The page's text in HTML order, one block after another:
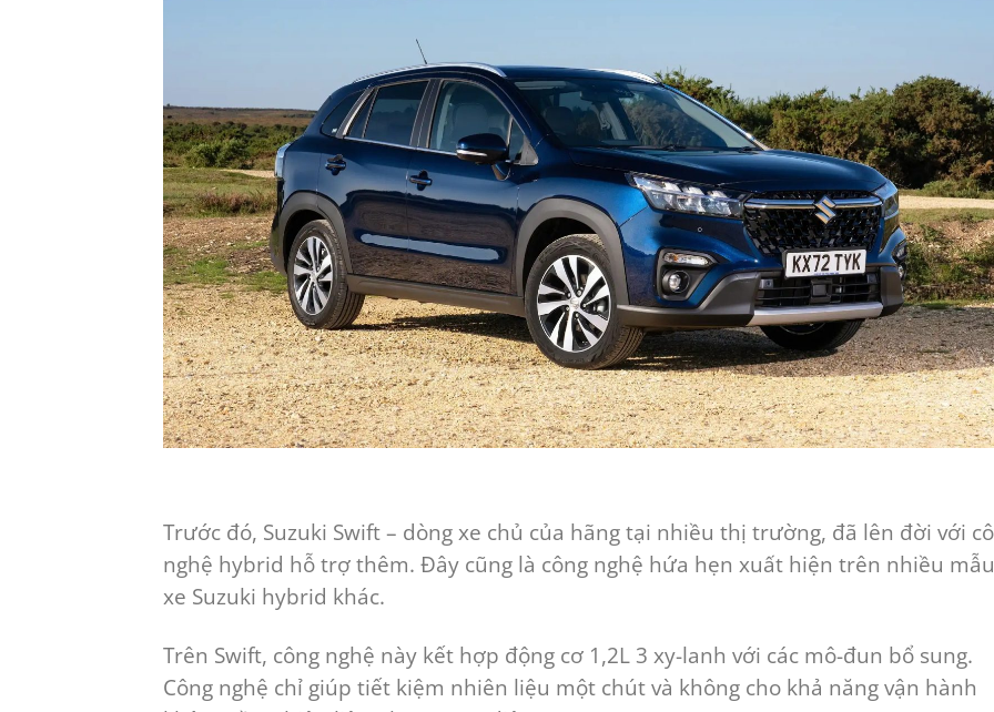
Trước đó, Suzuki Swift – dòng xe chủ của hãng tại nhiều thị trường, đã lên đời với
nghệ hybrid hỗ trợ thêm. Đây cũng là công nghệ hứa hẹn xuất hiện trên nhiều mẫu
xe Suzuki hybrid khác.
Trên Swift, công nghệ này kết hợp động cơ 1,2L 3 xy-lanh với các mô-đun bổ sung.
Công nghệ chỉ giúp tiết kiệm nhiên liệu một chút và không cho khả năng vận hành